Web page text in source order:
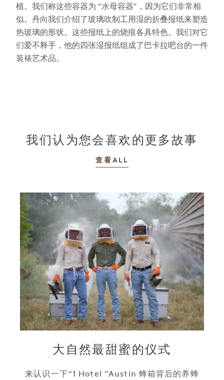
植。我们称这些容器为 "水母容器"，因为它们非常相
似。丹向我们介绍了玻璃吹制工用湿的折叠报纸来塑造
热玻璃的形状。这些报纸上的烧痕各具特色。我们对它
们爱不释手，他的四张湿报纸组成了巴卡拉吧台的一件
装裱艺术品。
我们认为您会喜欢的更多故事
查看ALL
大自然最甜蜜的仪式
来认识一下“1 Hotel ”Austin 蜂箱背后的养蜂